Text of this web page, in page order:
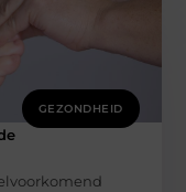
GEZONDHEID